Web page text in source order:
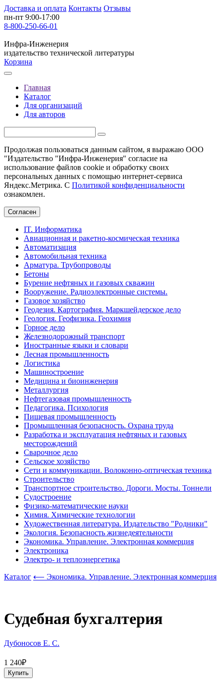
Доставка и оплата Контакты Отзывы
пн-пт 9:00-17:00
8-800-250-66-01
Инфра-Инженерия
издательство технической литературы
Корзина
Главная
Каталог
Для организаций
Для авторов
Продолжая пользоваться данным сайтом, я выражаю ООО
"Издательство "Инфра-Инженерия" согласие на
использование файлов cookie и обработку своих
персональных данных с помощью интернет-сервиса
Яндекс.Метрика. С Политикой конфиденциальности
ознакомлен.
Согласен
IT. Информатика
Авиационная и ракетно-космическая техника
Автоматизация
Автомобильная техника
Арматура. Трубопроводы
Бетоны
Бурение нефтяных и газовых скважин
Вооружение. Радиоэлектронные системы.
Газовое хозяйство
Геодезия. Картография. Маркшейдерское дело
Геология. Геофизика. Геохимия
Горное дело
Железнодорожный транспорт
Иностранные языки и словари
Лесная промышленность
Логистика
Машиностроение
Медицина и биоинженерия
Металлургия
Нефтегазовая промышленность
Педагогика. Психология
Пищевая промышленность
Промышленная безопасность. Охрана труда
Разработка и эксплуатация нефтяных и газовых
месторождений
Сварочное дело
Сельское хозяйство
Сети и коммуникации. Волоконно-оптическая техника
Строительство
Транспортное строительство. Дороги. Мосты. Тоннели
Судостроение
Физико-математические науки
Химия. Химические технологии
Художественная литература. Издательство "Родники"
Экология. Безопасность жизнедеятельности
Экономика. Управление. Электронная коммерция
Электроника
Электро- и теплоэнергетика
Каталог ⟵ Экономика. Управление. Электронная коммерция
Судебная бухгалтерия
Дубоносов Е. С.
1 240₽
Купить